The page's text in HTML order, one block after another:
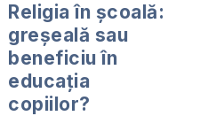
Religia în școală:
greșeală sau
beneficiu în
educația
copiilor?